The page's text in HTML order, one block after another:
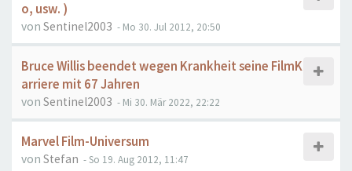
o, usw. )
von Sentinel2003 - Mo 30. Jul 2012, 20:50
Bruce Willis beendet wegen Krankheit seine FilmK
arriere mit 67 Jahren
von Sentinel2003 - Mi 30. Mär 2022, 22:22
Marvel Film-Universum
von Stefan - So 19. Aug 2012, 11:47